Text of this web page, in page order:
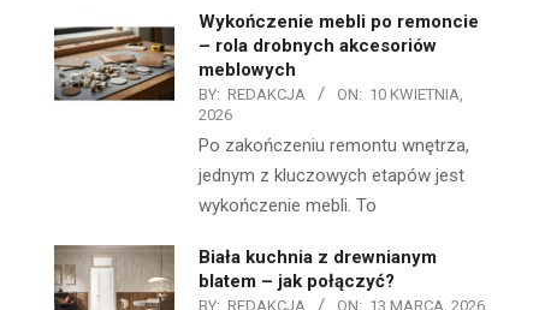
Wykończenie mebli po remoncie
– rola drobnych akcesoriów
meblowych
BY: REDAKCJA ON: 10 KWIETNIA,
2026
Po zakończeniu remontu wnętrza,
jednym z kluczowych etapów jest
wykończenie mebli. To
Biała kuchnia z drewnianym
blatem – jak połączyć?
BY: REDAKCJA ON: 13 MARCA, 2026